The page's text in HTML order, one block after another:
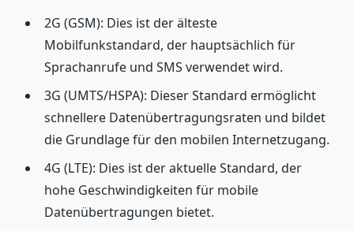
2G (GSM): Dies ist der älteste
Mobilfunkstandard, der hauptsächlich für
Sprachanrufe und SMS verwendet wird.
3G (UMTS/HSPA): Dieser Standard ermöglicht
schnellere Datenübertragungsraten und bildet
die Grundlage für den mobilen Internetzugang.
4G (LTE): Dies ist der aktuelle Standard, der
hohe Geschwindigkeiten für mobile
Datenübertragungen bietet.